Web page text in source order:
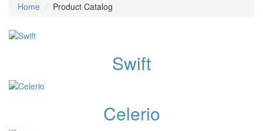
Home Product Catalog
Swift
Celerio